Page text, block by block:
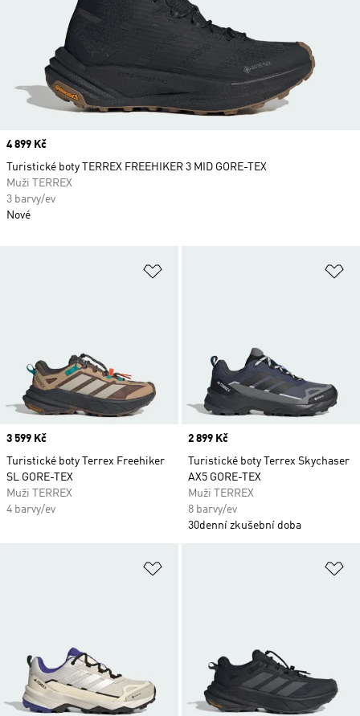
Price
3 599 Kč
Turistické boty Terrex Freehiker
SL GORE-TEX
Muži TERREX
4 barvy/ev
Price
2 899 Kč
Turistické boty Terrex Skychaser
AX5 GORE-TEX
Muži TERREX
8 barvy/ev
30denní zkušební doba
Price
4 899 Kč
Turistické boty TERREX FREEHIKER 3 MID GORE-TEX
Muži TERREX
3 barvy/ev
Nové